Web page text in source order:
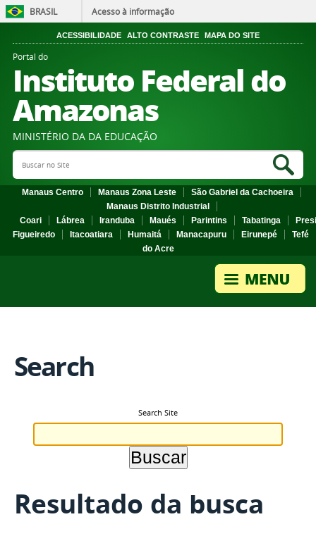
BRASIL Acesso à informação
ACESSIBILIDADE ALTO CONTRASTE MAPA DO SITE
Portal do
Instituto Federal do
Amazonas
MINISTÉRIO DA DA EDUCAÇÃO
Search Site
Manaus Centro Manaus Zona Leste
São Gabriel da Cachoeira
Manaus Distrito Industrial
Coari
Lábrea Iranduba Maués Parintins Tabatinga
Figueiredo
Itacoatiara Humaitá Manacapuru Eirunepé
Tefé
do Acre
Search
Search Site
Resultado da busca